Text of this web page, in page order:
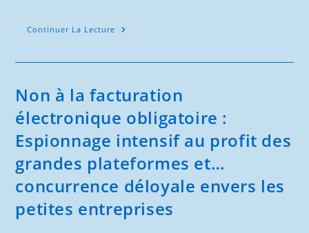
Continuer La Lecture Facturation
Électronique
Moyens
Administratifs
La
Contester
Non à la facturation
électronique obligatoire :
Espionnage intensif au profit des
grandes plateformes et…
concurrence déloyale envers les
petites entreprises